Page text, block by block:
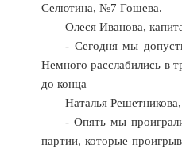
Селютина, №7 Гошева.
Олеся Иванова,
- Сегодня мы
Немного расслабились в
до конца
Наталья
- Опять мы
партии, которые